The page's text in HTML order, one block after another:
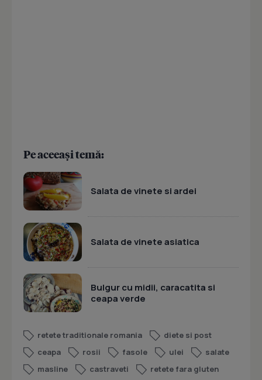
Pe aceeași temă:
Salata de vinete si ardei
Salata de vinete asiatica
Bulgur cu midii, caracatita si
ceapa verde
retete traditionale romania
diete si post
ceapa
rosii fasole ulei
salate
masline
castraveti
retete fara gluten